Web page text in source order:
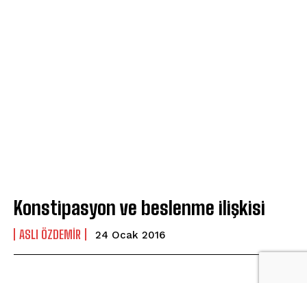
Konstipasyon ve beslenme ilişkisi
ASLI ÖZDEMIR 24 Ocak 2016